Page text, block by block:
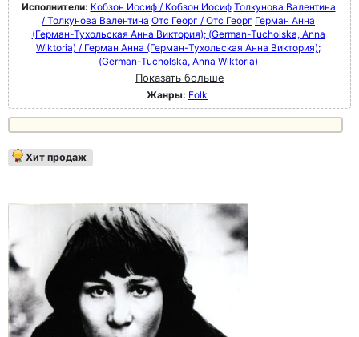
Исполнители: Кобзон Иосиф / Кобзон Иосиф Толкунова Валентина
/ Толкунова Валентина Отс Георг / Отс Георг Герман Анна
(Герман-Тухольская Анна Виктория); (German-Tucholska, Anna
Wiktoria) / Герман Анна (Герман-Тухольская Анна Виктория);
(German-Tucholska, Anna Wiktoria)
Показать больше
Жанры: Folk
Хит продаж